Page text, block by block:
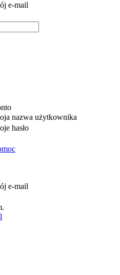
e-mail
nazwa użytkownika
hasło
e-mail